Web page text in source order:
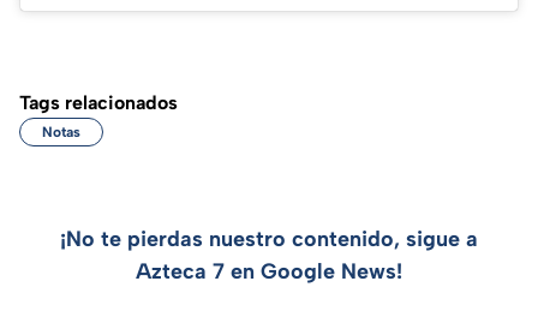
Tags relacionados
Notas
¡No te pierdas nuestro contenido, sigue a
Azteca 7 en Google News!